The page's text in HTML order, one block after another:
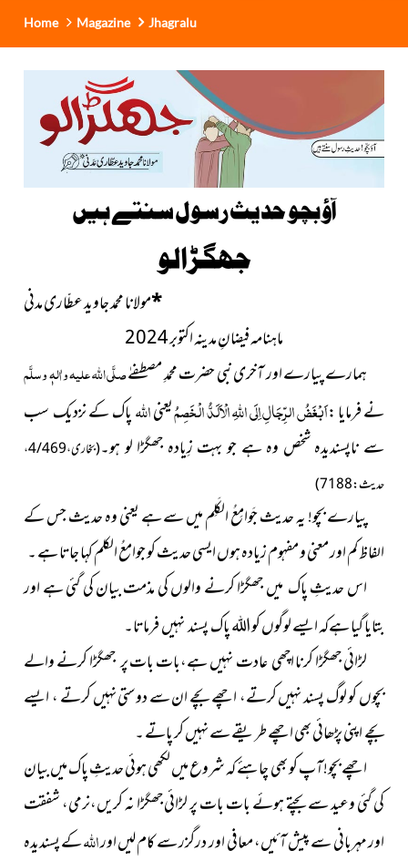
Home Magazine Jhagralu
آؤ بچو حدیث رسول سنتے ہیں
جھگڑالو
*مولانا محمد جاوید عطّاری مدنی
ماہنامہ فیضانِ مدینہ اکتوبر 2024
ہمارے پیارے اور آخری نبی حضرت محمدِ مصطفےٰصلَّی اللہ علیہ واٰلہٖ وسلَّم
نے فرمایا :اَبْغَضُ الرِّجَالِ اِلَی اللہِ الْاَلَدُّ الْخَصِمُیعنیاللہپاک کے نزدیک سب
سے ناپسندیدہ شخص وہ ہے جو بہت زِیادہ جھگڑا لو ہو۔
(بخاری،4/469،
حدیث:7188 )
پیارے بچو! یہ حدیث جَوامِعُ الکَلِم میں سے ہے یعنی وہ حدیث جس کے
الفاظ کم اور معنی و مفہوم زیادہ ہوں ایسی حدیث کو جوامعُ الکلم کہا جاتا ہے ۔
اس حدیثِ پاک میں جھگڑا کرنے والوں کی مذمت بیان کی گئی ہےاور
بتایا گیا ہےکہ ایسے لوگوں کواللہپاکپسند نہیں فرماتا۔
لڑائی جھگڑا کرنا اچھی عادت نہیں ہے،بات بات پر جھگڑا کرنے والے
بچوں کو لوگ پسند نہیں کرتے، اچھے بچے ان سے دوستی نہیں کرتے ، ایسے
بچے اپنی پڑھائی بھی اچھے طریقے سے نہیں کر پاتے ۔
اچھے بچو!آپ کو بھی چاہئے کہ شروع میں لکھی ہوئی حدیثِپاک میں بیان
کی گئی وعید سے بچتے ہوئے بات بات پر لڑائی جھگڑا نہ کریں،نرمی، شفقت
اور مہربانی سے پیش آئیں، معافی اور درگزر سے کام لیں اوراللہکے پسندیدہ